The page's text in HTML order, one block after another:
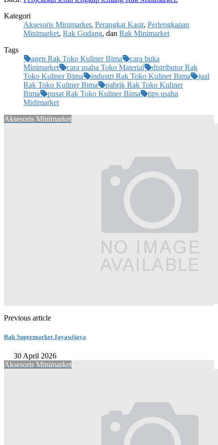
Kategori
Aksesoris Minimarket, Perangkat Kasir, Perlengkapan
Minimarket, Rak Gudang, dan Rak Minimarket
Tags
agen Rak Toko Kuliner Bima
cara buka
Minimarket
cara usaha Toko Material
distributor Rak
Toko Kuliner Bima
industri Rak Toko Kuliner Bima
jual
Rak Toko Kuliner Bima
pabrik Rak Toko Kuliner
Bima
pusat Rak Toko Kuliner Bima
tips usaha
Midimarket
Aksesoris Minimarket
Previous article
Rak Supermarket Jayawijaya
30 April 2026
Aksesoris Minimarket